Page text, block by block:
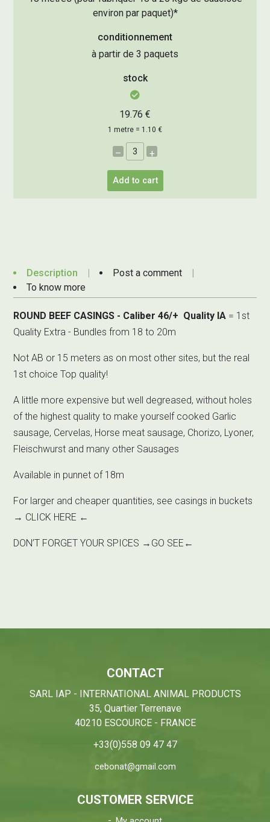
environ par paquet)*
conditionnement
à partir de 3 paquets
stock
19.76 €
1 metre = 1.10 €
– +
Add to cart
Description
Post a comment
To know more
ROUND BEEF CASINGS - Caliber 46/+ Quality IA = 1st
Quality Extra - Bundles from 18 to 20m
Not AB or 15 meters as on most other sites, but the real
1st choice Top quality!
A little more expensive but well degreased, without holes
of the highest quality to make yourself cooked Garlic
sausage, Cervelas, Horse meat sausage, Chorizo, Lyoner,
Fleischwurst and many other Sausages
Available in punnet of 18m
For larger and cheaper quantities, see casings in buckets
→ CLICK HERE ←
DON’T FORGET YOUR SPICES → GO SEE ←
CONTACT
SARL IAP - INTERNATIONAL ANIMAL PRODUCTS
35, Quartier Terrenave
40210 ESCOURCE - FRANCE
+33(0)558 09 47 47
cebonat@gmail.com
CUSTOMER SERVICE